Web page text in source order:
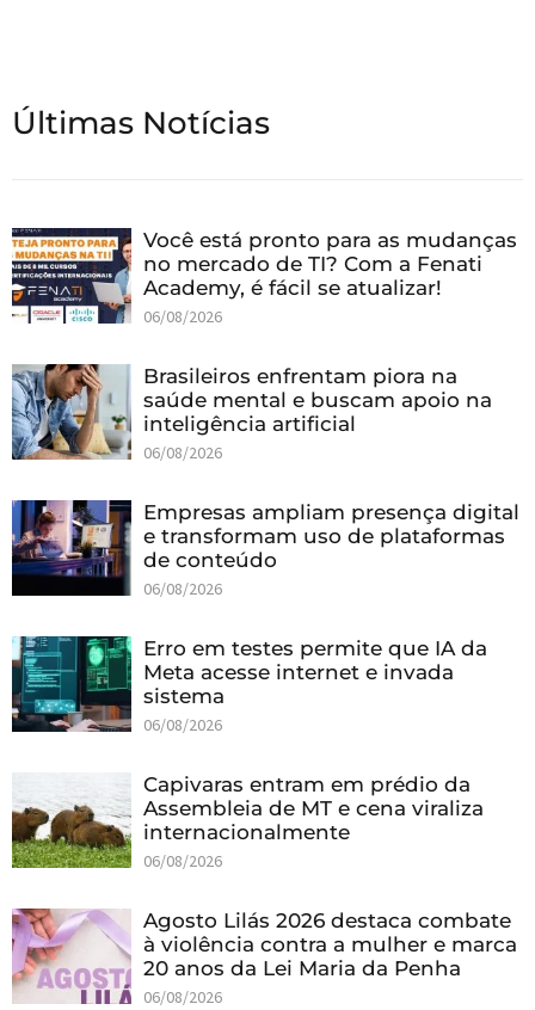
Últimas Notícias
Você está pronto para as mudanças
no mercado de TI? Com a Fenati
Academy, é fácil se atualizar!
06/08/2026
Brasileiros enfrentam piora na
saúde mental e buscam apoio na
inteligência artificial
06/08/2026
Empresas ampliam presença digital
e transformam uso de plataformas
de conteúdo
06/08/2026
Erro em testes permite que IA da
Meta acesse internet e invada
sistema
06/08/2026
Capivaras entram em prédio da
Assembleia de MT e cena viraliza
internacionalmente
06/08/2026
Agosto Lilás 2026 destaca combate
à violência contra a mulher e marca
20 anos da Lei Maria da Penha
06/08/2026